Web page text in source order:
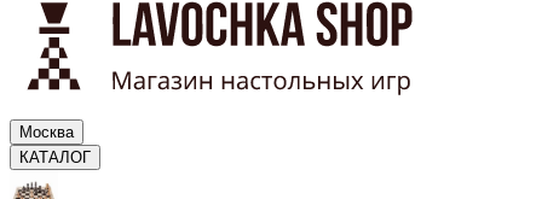
Москва
КАТАЛОГ